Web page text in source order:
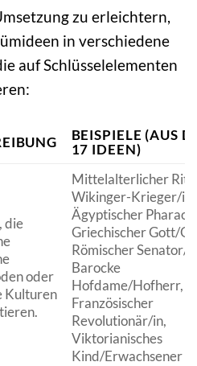
zu erleichtern,
in verschiedene
auf Schlüsselelementen
BEISPIELE (AUS
17 IDEEN)
die
oder
Kulturen
Mittelalterlicher
Wikinger-Krieger/in,
Ägyptischer Pharao/
Griechischer Gott/
Römischer Senator/
Barocke
Hofdame/Hofherr,
Französischer
Revolutionär/in,
Viktorianisches
Kind/Erwachsener